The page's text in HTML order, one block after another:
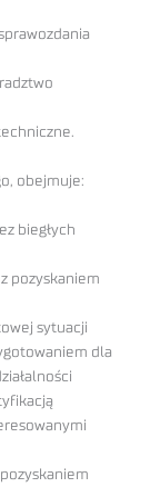
obejmuje:
biegłych
pozyskaniem
sytuacji
dla